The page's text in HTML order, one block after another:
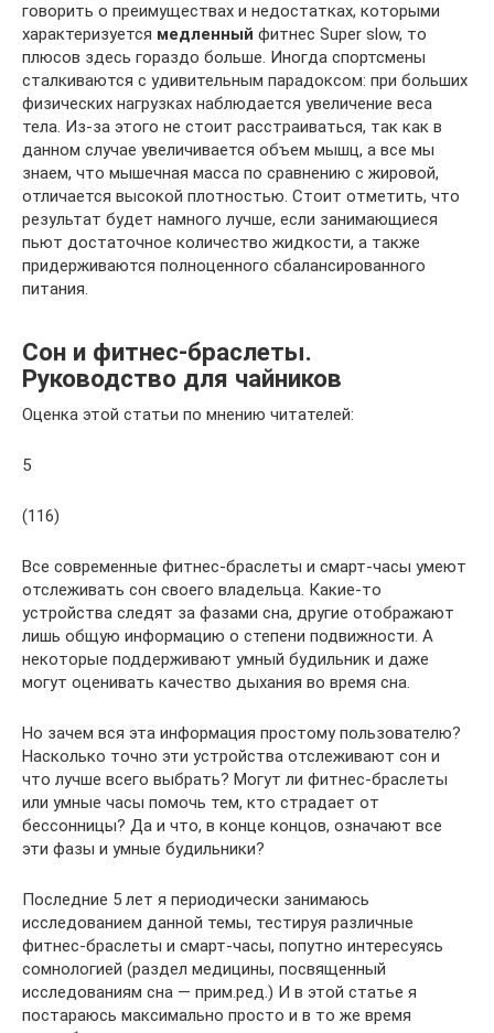
говорить о преимуществах и недостатках, которыми
характеризуется медленный фитнес Super slow, то
плюсов здесь гораздо больше. Иногда спортсмены
сталкиваются с удивительным парадоксом: при больших
физических нагрузках наблюдается увеличение веса
тела. Из-за этого не стоит расстраиваться, так как в
данном случае увеличивается объем мышц, а все мы
знаем, что мышечная масса по сравнению с жировой,
отличается высокой плотностью. Стоит отметить, что
результат будет намного лучше, если занимающиеся
пьют достаточное количество жидкости, а также
придерживаются полноценного сбалансированного
питания.
Сон и фитнес-браслеты.
Руководство для чайников
Оценка этой статьи по мнению читателей:
5
(116)
Все современные фитнес-браслеты и смарт-часы умеют
отслеживать сон своего владельца. Какие-то
устройства следят за фазами сна, другие отображают
лишь общую информацию о степени подвижности. А
некоторые поддерживают умный будильник и даже
могут оценивать качество дыхания во время сна.
Но зачем вся эта информация простому пользователю?
Насколько точно эти устройства отслеживают сон и
что лучше всего выбрать? Могут ли фитнес-браслеты
или умные часы помочь тем, кто страдает от
бессонницы? Да и что, в конце концов, означают все
эти фазы и умные будильники?
Последние 5 лет я периодически занимаюсь
исследованием данной темы, тестируя различные
фитнес-браслеты и смарт-часы, попутно интересуясь
сомнологией (раздел медицины, посвященный
исследованиям сна — прим.ред.) И в этой статье я
постараюсь максимально просто и в то же время